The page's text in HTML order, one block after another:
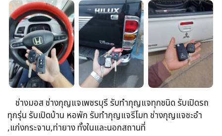
ช่างมอส ช่างกุญแจเพชรบุรี รับทำกุญแจทุกชนิด รับเปิดรถ
ทุกรุ่น รับเปิดบ้าน หอพัก รับทำกุญแจรีโมท ช่างกุญแจชะอำ
,แก่งกระจาน,ท่ายาง ทั้งในและนอกสถานที่